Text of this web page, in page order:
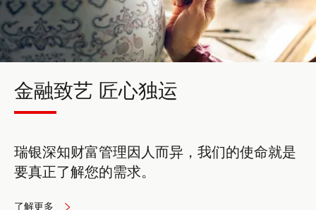
金融致艺 匠心独运
瑞银深知财富管理因人而异，我们的使命就是
要真正了解您的需求。
了解更多